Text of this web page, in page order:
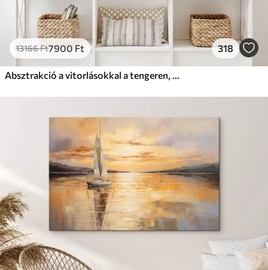
13166Ft7900 Ft 318
Absztrakció a vitorlásokkal a tengeren, akril stílusban, naplemente